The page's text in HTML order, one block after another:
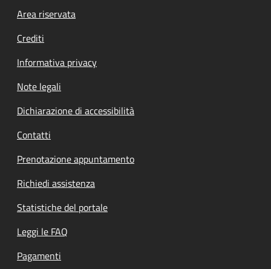
Footer menu
Area riservata
Crediti
Informativa privacy
Note legali
Dichiarazione di accessibilità
Contatti
Prenotazione appuntamento
Richiedi assistenza
Statistiche del portale
Leggi le FAQ
Pagamenti